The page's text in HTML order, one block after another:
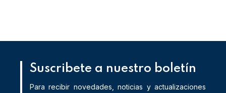
Suscribete a nuestro boletín
Para recibir novedades, noticias y actualizaciones